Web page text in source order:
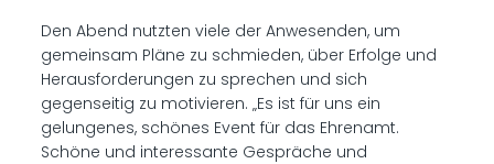
Den Abend nutzten viele der Anwesenden, um
gemeinsam Pläne zu schmieden, über Erfolge und
Herausforderungen zu sprechen und sich
gegenseitig zu motivieren. „Es ist für uns ein
gelungenes, schönes Event für das Ehrenamt.
Schöne und interessante Gespräche und